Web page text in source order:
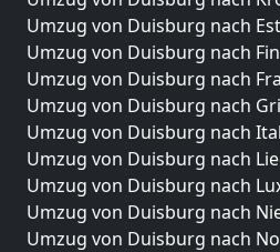
Umzug von Duisburg nach
Umzug von Duisburg nach
Umzug von Duisburg nach
Umzug von Duisburg nach
Umzug von Duisburg nach
Umzug von Duisburg nach
Umzug von Duisburg nach
Umzug von Duisburg nach
Umzug von Duisburg nach